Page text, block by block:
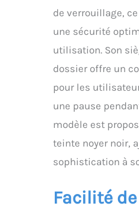
de verrouillage,
une sécurité
utilisation. Son
dossier offre un
pour les
une pause
modèle est
teinte noyer noir,
sophistication à
Facilité